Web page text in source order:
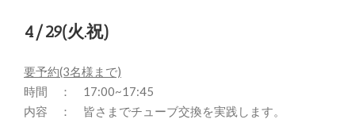
4/29(火.祝)
要予約(3名様まで)
時間 ： 17:00~17:45
内容 ： 皆さまでチューブ交換を実践します。